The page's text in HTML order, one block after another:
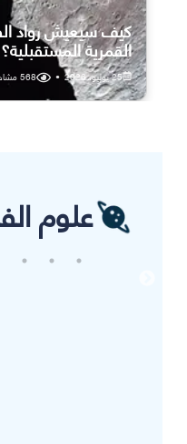
كيف سيعيش رواد
القمرية المستقبلية؟
25 يوليو، 2026 •
568
علوم